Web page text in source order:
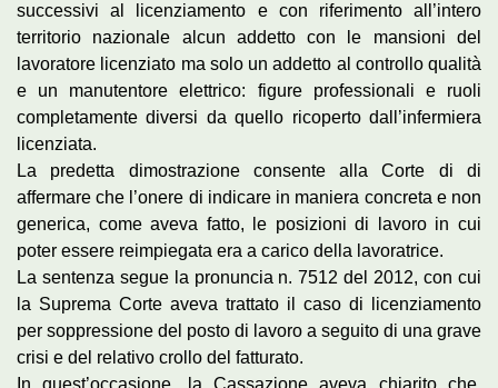
successivi al licenziamento e con riferimento all’intero
territorio nazionale alcun addetto con le mansioni del
lavoratore licenziato ma solo un addetto al controllo qualità
e un manutentore elettrico: figure professionali e ruoli
completamente diversi da quello ricoperto dall’infermiera
licenziata.
La predetta dimostrazione consente alla Corte di di
affermare che l’onere di indicare in maniera concreta e non
generica, come aveva fatto, le posizioni di lavoro in cui
poter essere reimpiegata era a carico della lavoratrice.
La sentenza segue la pronuncia n. 7512 del 2012, con cui
la Suprema Corte aveva trattato il caso di licenziamento
per soppressione del posto di lavoro a seguito di una grave
crisi e del relativo crollo del fatturato.